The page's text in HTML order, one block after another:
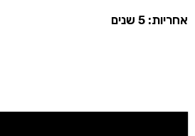
אחריות: 5 שנים